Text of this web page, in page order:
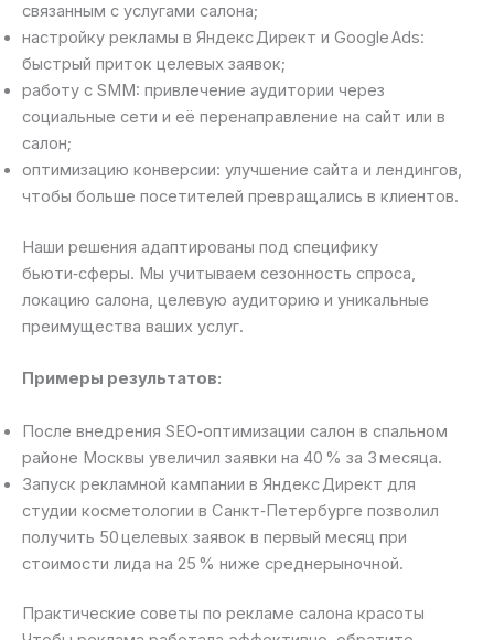
связанным с услугами салона;
настройку рекламы в Яндекс Директ и Google Ads:
быстрый приток целевых заявок;
работу с SMM: привлечение аудитории через
социальные сети и её перенаправление на сайт или в
салон;
оптимизацию конверсии: улучшение сайта и лендингов,
чтобы больше посетителей превращались в клиентов.
Наши решения адаптированы под специфику
бьюти‑сферы. Мы учитываем сезонность спроса,
локацию салона, целевую аудиторию и уникальные
преимущества ваших услуг.
Примеры результатов:
После внедрения SEO‑оптимизации салон в спальном
районе Москвы увеличил заявки на 40 % за 3 месяца.
Запуск рекламной кампании в Яндекс Директ для
студии косметологии в Санкт‑Петербурге позволил
получить 50 целевых заявок в первый месяц при
стоимости лида на 25 % ниже среднерыночной.
Практические советы по рекламе салона красоты